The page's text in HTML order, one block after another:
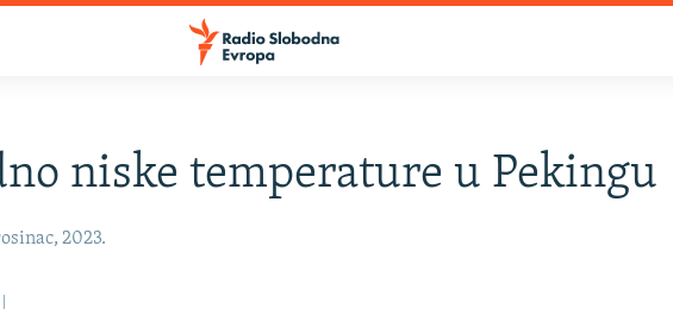
niske temperature u Pekingu
2023.